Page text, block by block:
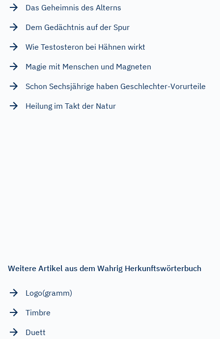
Das Geheimnis des Alterns
Dem Gedächtnis auf der Spur
Wie Testosteron bei Hähnen wirkt
Magie mit Menschen und Magneten
Schon Sechsjährige haben Geschlechter-Vorurteile
Heilung im Takt der Natur
Weitere Artikel aus dem Wahrig Herkunftswörterbuch
Logo(gramm)
Timbre
Duett